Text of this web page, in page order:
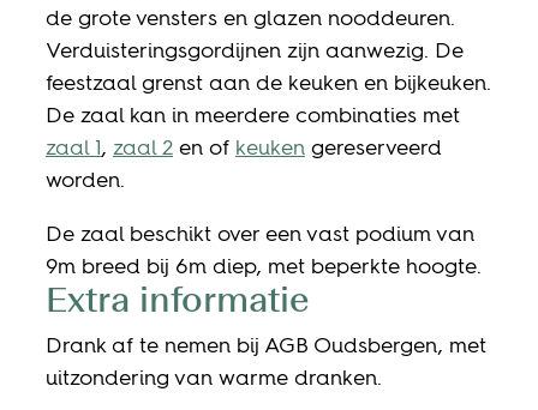
de grote vensters en glazen nooddeuren.
Verduisteringsgordijnen zijn aanwezig. De
feestzaal grenst aan de keuken en bijkeuken.
De zaal kan in meerdere combinaties met
zaal 1, zaal 2 en of keuken gereserveerd
worden.
De zaal beschikt over een vast podium van
9m breed bij 6m diep, met beperkte hoogte.
Extra informatie
Drank af te nemen bij AGB Oudsbergen, met
uitzondering van warme dranken.